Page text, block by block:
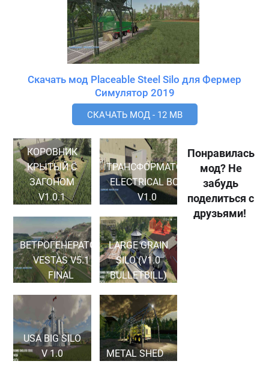
Скачать мод Placeable Steel Silo для Фермер
Симулятор 2019
СКАЧАТЬ МОД - 12 MB
КОРОВНИК
КРЫТЫЙ С
ЗАГОНОМ
V1.0.1
ТРАНСФОРМАТОР
ELECTRICAL BOX
V1.0
ВЕТРОГЕНЕРАТОР
VESTAS V5.1
FINAL
LARGE GRAIN
SILO (V1.0
BULLETBILL)
USA BIG SILO
V 1.0
METAL SHED
Понравилась
мод? Не
забудь
поделиться с
друзьями!